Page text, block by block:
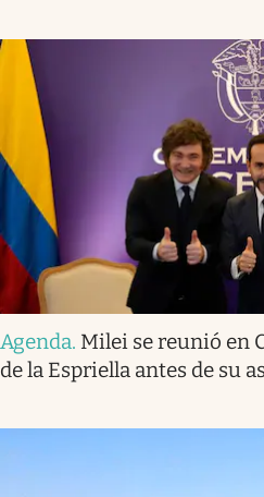
Agenda. Milei se reunió en
de la Espriella antes de su